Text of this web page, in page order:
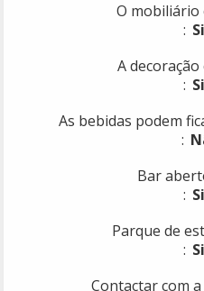
O mobiliário
A
As bebidas podem
Bar
Parque de
Contactar com